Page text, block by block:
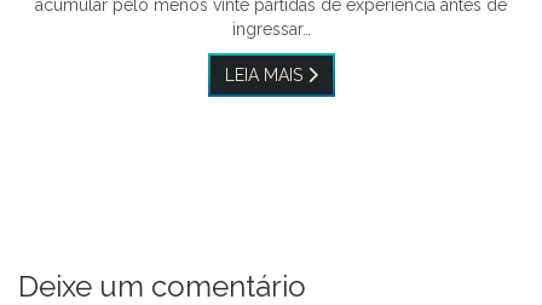
acumular pelo menos vinte partidas de experiência antes de
ingressar…
LEIA MAIS
Deixe um comentário